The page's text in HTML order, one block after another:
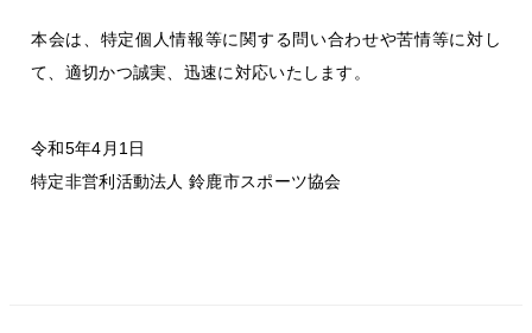
本会は、特定個人情報等に関する問い合わせや苦情等に対し
て、適切かつ誠実、迅速に対応いたします。
令和5年4月1日
特定非営利活動法人 鈴鹿市スポーツ協会